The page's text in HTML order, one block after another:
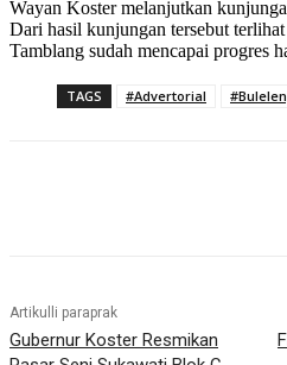
Wayan Koster melanjutkan
Dari hasil kunjungan tersebut
Tamblang sudah mencapai progres
TAGS #Advertorial
Artikulli paraprak
Gubernur Koster Resmikan